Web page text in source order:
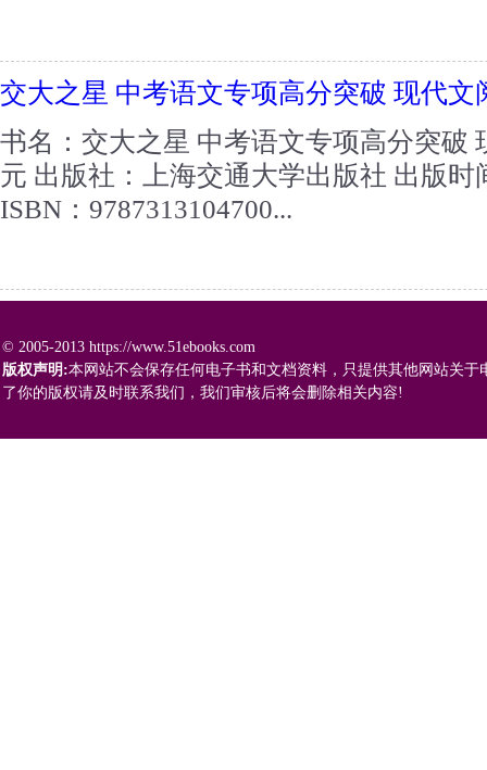
交大之星 中考语文专项高分突破 现代文
书名：交大之星 中考语文专项高分突破
元 出版社：上海交通大学出版社 出版时
ISBN：9787313104700...
© 2005-2013 https://www.51ebooks.com
版权声明:本网站不会保存任何电子书和文档资料，只提供其他网站关
了你的版权请及时联系我们，我们审核后将会删除相关内容!